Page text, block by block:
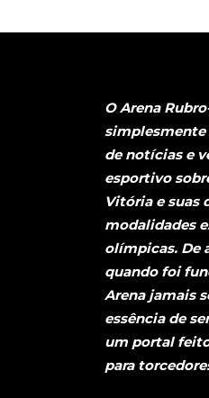
O Arena
simplesmente
de notícias e
esportivo
Vitória e suas
modalidades
olímpicas. De
quando foi
Arena jamais
essência de
um portal
para